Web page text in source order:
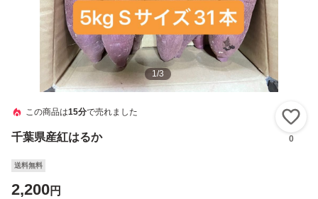
1/3
この商品は15分で売れました
千葉県産紅はるか 0
送料無料
2,200円